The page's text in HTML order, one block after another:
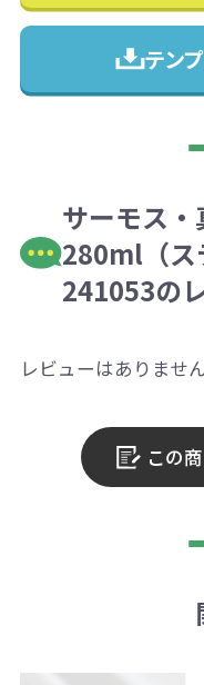
テン
サーモス
280ml（ス
241053の
レビューはありません
この